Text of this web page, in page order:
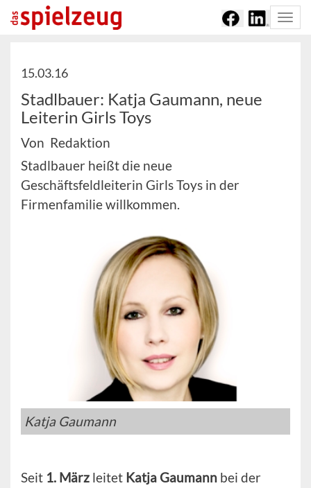
15.03.16
Stadlbauer: Katja Gaumann, neue
Leiterin Girls Toys
Von Redaktion
Stadlbauer heißt die neue
Geschäftsfeldleiterin Girls Toys in der
Firmenfamilie willkommen.
Katja Gaumann
Seit 1. März leitet Katja Gaumann bei der